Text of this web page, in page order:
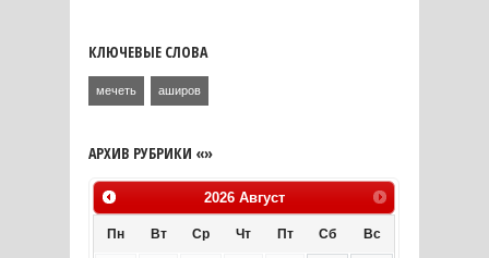
КЛЮЧЕВЫЕ СЛОВА
мечеть аширов
АРХИВ РУБРИКИ «»
2026 Август
Пн Вт Ср Чт Пт Сб Вс